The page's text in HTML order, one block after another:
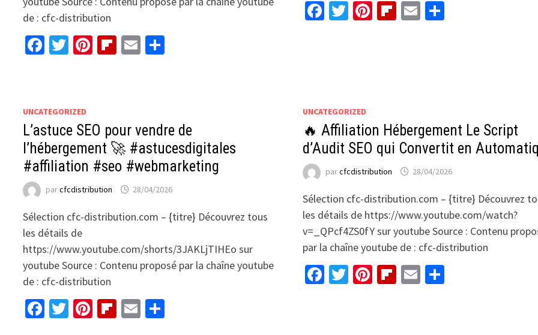
de : cfc-distribution
Facebook
Twitter
Pinterest
Flipboard
Email
Facebook
Twitter
Pinterest
Flipboard
EmailPartager
UNCATEGORIZED
L’astuce SEO pour vendre de
l’hébergement 🚀 #astucesdigitales
#affiliation #seo #webmarketing
parcfcdistribution 28/04/2026
Sélection cfc-distribution.com – {titre} Découvrez tous
les détails de
https://www.youtube.com/shorts/3JAKLjTIHEo sur
youtube Source : Contenu proposé par la chaîne youtube
de : cfc-distribution
Facebook
Twitter
Pinterest
Flipboard
Email
UNCATEGORIZED
🔥 Affiliation Hébergement Le Script
d’Audit SEO qui Convertit en
parcfcdistribution 28/04/2026
Sélection cfc-distribution.com – {titre} Découvrez
les détails de https://www.youtube.com/watch?
v=_QPcf4ZS0fY sur youtube Source : Contenu
par la chaîne youtube de : cfc-distribution
Facebook
Twitter
Pinterest
Flipboard
EmailPartager